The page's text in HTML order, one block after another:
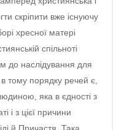
скріпити вже існуючу
хресної матері
спільноті
до наслідування для
тому порядку речей є,
яка в єдності з
і з цієї причини